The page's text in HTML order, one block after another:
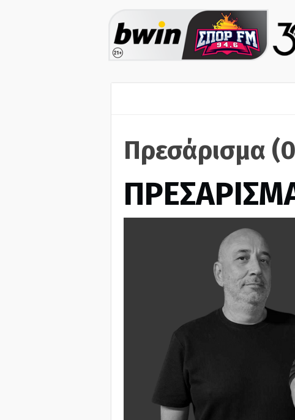
Πρεσάρισμα